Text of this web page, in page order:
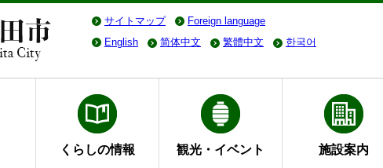
サイトマップ Foreign language
English
简体中文 繁體中文 한국어
くらしの情報 観光・イベント 施設案内